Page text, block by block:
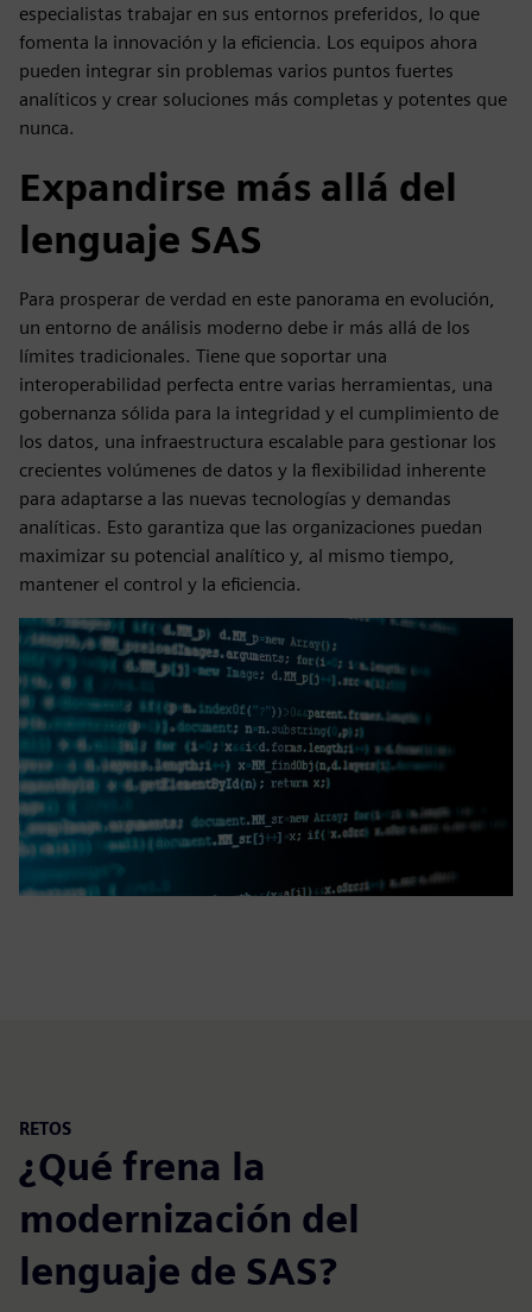
especialistas trabajar en sus entornos preferidos, lo que
fomenta la innovación y la eficiencia. Los equipos ahora
pueden integrar sin problemas varios puntos fuertes
analíticos y crear soluciones más completas y potentes que
nunca.
Expandirse más allá del
lenguaje SAS
Para prosperar de verdad en este panorama en evolución,
un entorno de análisis moderno debe ir más allá de los
límites tradicionales. Tiene que soportar una
interoperabilidad perfecta entre varias herramientas, una
gobernanza sólida para la integridad y el cumplimiento de
los datos, una infraestructura escalable para gestionar los
crecientes volúmenes de datos y la flexibilidad inherente
para adaptarse a las nuevas tecnologías y demandas
analíticas. Esto garantiza que las organizaciones puedan
maximizar su potencial analítico y, al mismo tiempo,
mantener el control y la eficiencia.
RETOS
¿Qué frena la
modernización del
lenguaje de SAS?